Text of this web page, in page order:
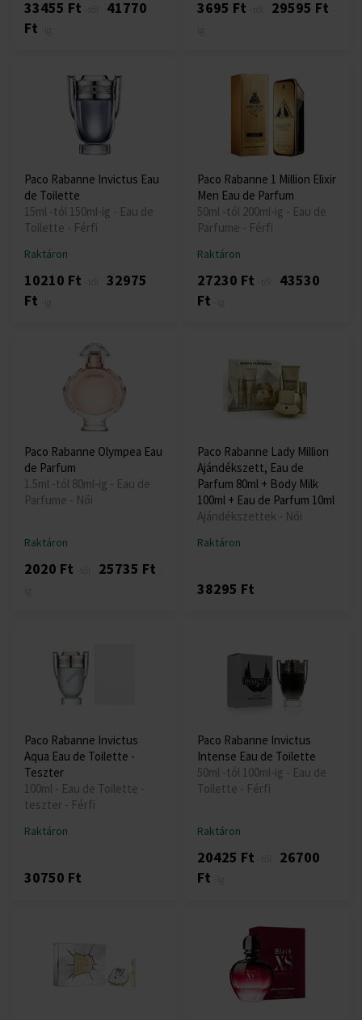
33455 Ft
41770
Ft
3695 Ft 29595 Ft
Paco Rabanne Invictus Eau
de Toilette
15ml -tól 150ml-ig - Eau de
Toilette - Férfi
Raktáron
10210 Ft
32975
Ft
Paco Rabanne 1 Million Elixir
Men Eau de Parfum
50ml -tól 200ml-ig - Eau de
Parfume - Férfi
Raktáron
27230 Ft
43530
Ft
Paco Rabanne Olympea Eau
de Parfum
1.5ml -tól 80ml-ig - Eau de
Parfume - Női
Raktáron
2020 Ft 25735 Ft
Paco Rabanne Lady Million
Ajándékszett, Eau de
Parfum 80ml + Body Milk
100ml + Eau de Parfum 10ml
Ajándékszettek - Női
Raktáron
38295 Ft
Paco Rabanne Invictus
Aqua Eau de Toilette -
Teszter
100ml - Eau de Toilette -
teszter - Férfi
Raktáron
30750 Ft
Paco Rabanne Invictus
Intense Eau de Toilette
50ml -tól 100ml-ig - Eau de
Toilette - Férfi
Raktáron
20425 Ft
26700
Ft